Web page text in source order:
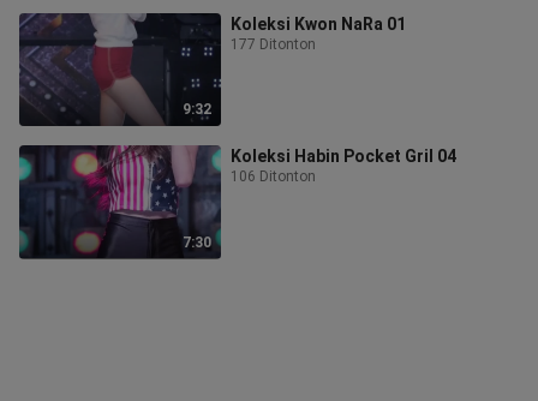
9:32
Koleksi Kwon NaRa 01
177 Ditonton
7:30
Koleksi Habin Pocket Gril 04
106 Ditonton